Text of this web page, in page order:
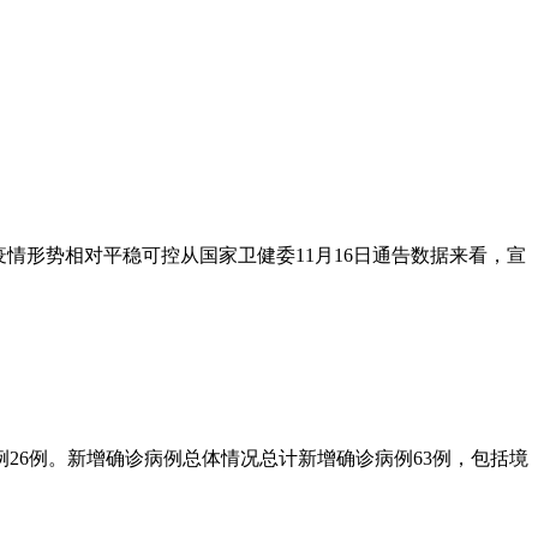
形势相对平稳可控从国家卫健委11月16日通告数据来看，宣
例。新增确诊病例总体情况总计新增确诊病例63例，包括境